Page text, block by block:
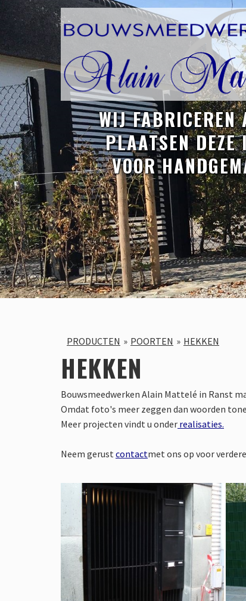
WIJ FABRICEREN
PLAATSEN
VOOR
PRODUCTEN POORTEN HEKKEN
HEKKEN
Bouwsmeedwerken Alain Mattelé in Ranst
Omdat foto's meer zeggen dan woorden
Meer projecten vindt u onder realisaties.
Neem gerustcontactmet ons op voor